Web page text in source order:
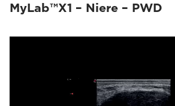
MyLab™X1 – Niere – PWD